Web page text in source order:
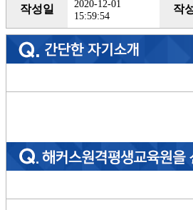
작성일
2020-12-01
15:59:54
작